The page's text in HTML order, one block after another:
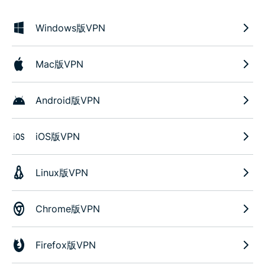
Windows版VPN
Mac版VPN
Android版VPN
iOS版VPN
Linux版VPN
Chrome版VPN
Firefox版VPN